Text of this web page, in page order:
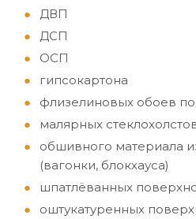
ДВП
ДСП
ОСП
гипсокартона
флизелиновых обоев
малярных
обшивного материала
(вагонки, блокхауса)
шпатлёванных
оштукатуренных